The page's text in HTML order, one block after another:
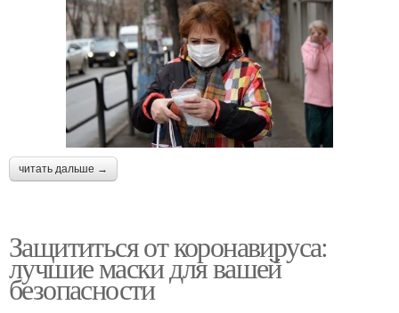
читать дальше →
Защититься от коронавируса:
лучшие маски для вашей
безопасности